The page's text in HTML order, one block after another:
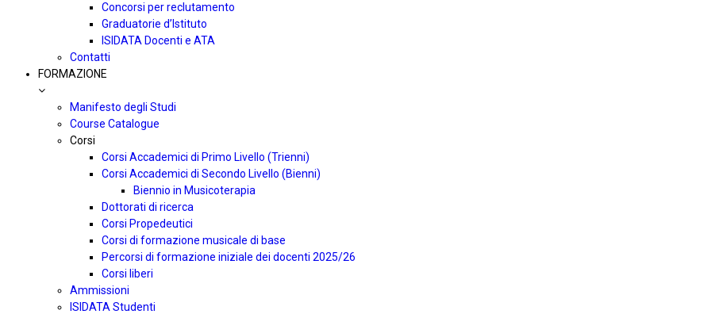
Concorsi per reclutamento
Graduatorie d’Istituto
ISIDATA Docenti e ATA
Contatti
FORMAZIONE
Manifesto degli Studi
Course Catalogue
Corsi
Corsi Accademici di Primo Livello (Trienni)
Corsi Accademici di Secondo Livello (Bienni)
Biennio in Musicoterapia
Dottorati di ricerca
Corsi Propedeutici
Corsi di formazione musicale di base
Percorsi di formazione iniziale dei docenti 2025/26
Corsi liberi
Ammissioni
ISIDATA Studenti